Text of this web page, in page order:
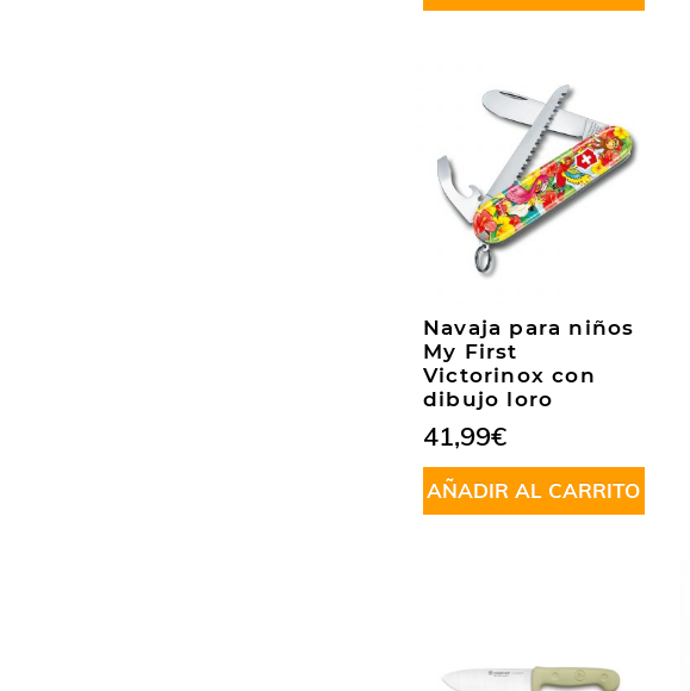
Navaja para niños
My First
Victorinox con
dibujo loro
41,99€
AÑADIR AL CARRITO